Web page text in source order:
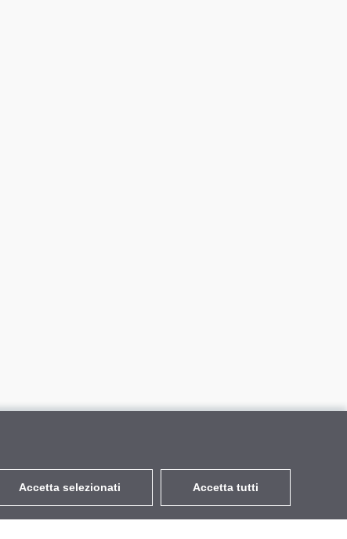
Accetta selezionati Accetta tutti